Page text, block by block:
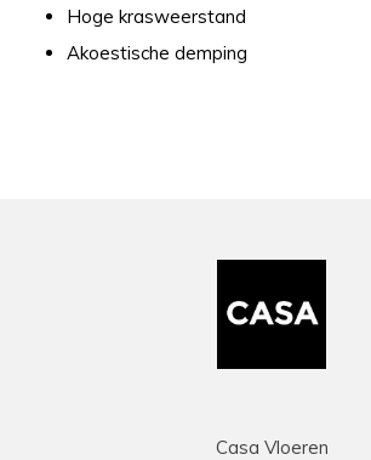
Hoge krasweerstand
Akoestische demping
Casa Vloeren